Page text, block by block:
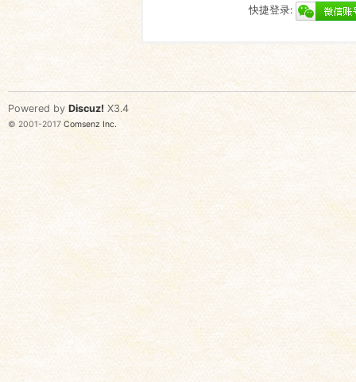
快捷登录:
Powered by Discuz! X3.4
© 2001-2017 Comsenz Inc.